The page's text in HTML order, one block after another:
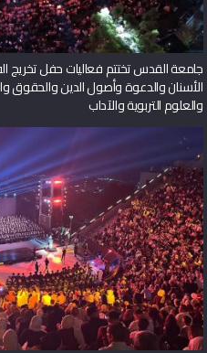
جامعة القدس تختتم فعاليات حفل تخريج
الأسنان والدعوة وأصول الدين والحقوق
والعلوم التربوية والآداب